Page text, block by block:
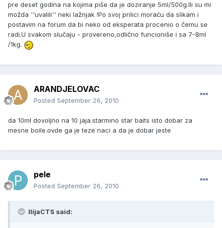
pre deset godina na kojima piše da je doziranje 5ml/500g.Ili su mi
možda ''uvalili'' neki lažnjak !Po svoj prilici moraću da slikam i
postavim na forum da bi neko od eksperata procenio o čemu se
radi.U svakom slučaju - provereno,odlično funcioniše i sa 7-8ml
/1kg.
ARANDJELOVAC
Posted September 26, 2010
da 10ml dovoljno na 10 jaja.starmino star baits isto dobar za
mesne boile.ovde ga je teze naci a da je dobar jeste
pele
Posted September 26, 2010
IlijaCTS said: